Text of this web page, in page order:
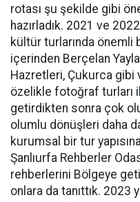
rotası şu şekilde gibi
hazırladık. 2021 ve
kültür turlarında önemli
içerinden Berçelan
Hazretleri, Çukurca gibi
özelikle fotoğraf turları
getirdikten sonra çok
olumlu dönüşleri daha
kurumsal bir tur
Şanlıurfa Rehberler
rehberlerini Bölgeye
onlara da tanıttık. 2023